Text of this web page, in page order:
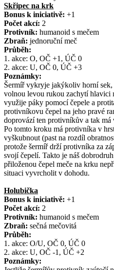
Skřipec na krk
Bonus k iniciativě: +1
Počet akcí: 2
Protivník: humanoid s mečem
Zbraň: jednoruční meč
Průběh:
1. akce: O, OČ +1, ÚČ 0
2. akce: U, OČ 0, ÚČ +3
Poznámky:
Šermíř vykryje jakýkoliv horní
volnou levou rukou zachytí hlavici
využije páky pomocí čepele a
protivníkovu čepel na jeho pravé
doprovází ten protivníkův a tak
Po tomto kroku má protivníka v
vyškubnout (past na rozdíl
protože šermíř drží protivníka za
svojí čepelí. Takto je náš
přiloženou čepel meče na krku
situaci vyvrcholit v dohodu.
Holubička
Bonus k iniciativě: +1
Počet akcí: 2
Protivník: humanoid s mečem
Zbraň: sečná mečovitá
Průběh:
1. akce: O/U, OČ 0, ÚČ 0
2. akce: U, OČ -1, ÚČ +2
Poznámky: